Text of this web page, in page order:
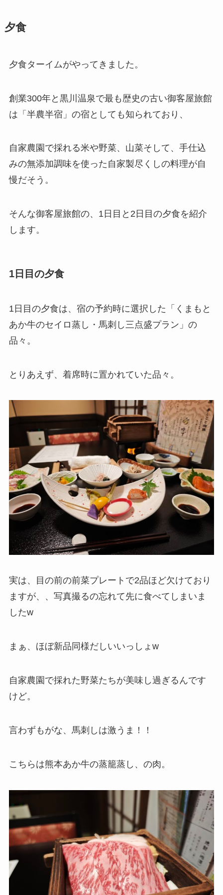
夕食
夕食ターイムがやってきました。
創業300年と黒川温泉で最も歴史の古い御客屋旅館
は「半農半宿」の宿としても知られており、
自家農園で採れる米や野菜、山菜そして、手仕込
みの無添加調味を使った自家製尽くしの料理が自
慢だそう。
そんな御客屋旅館の、1日目と2日目の夕食を紹介
します。
1日目の夕食
1日目の夕食は、宿の予約時に選択した「くまもと
あか牛のセイロ蒸し・馬刺し三点盛プラン」の
品々。
とりあえず、着席時に置かれていた品々。
実は、目の前の前菜プレートで2品ほど欠けており
ますが、、写真撮るの忘れて先に食べてしまいま
したw
まぁ、ほぼ新品同様だしいいっしょw
自家農園で採れた野菜たちが美味し過ぎるんです
けど。
言わずもがな、馬刺しは激うま！！
こちらは熊本あか牛の蒸籠蒸し、の肉。